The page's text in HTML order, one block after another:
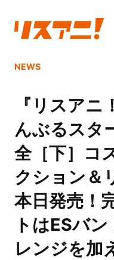
NEWS
『リスア
んぶるスタ
全［下］コ
クション＆
本日発売！
トはESバ
レンジを加